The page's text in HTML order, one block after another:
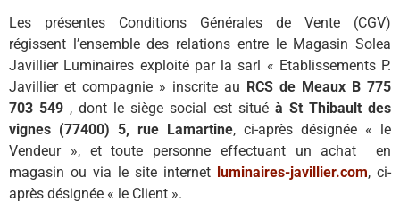
Les présentes Conditions Générales de Vente (CGV)
régissent l’ensemble des relations entre le Magasin Solea
Javillier Luminaires exploité par la sarl « Etablissements P.
Javillier et compagnie » inscrite au RCS de Meaux B 775
703 549 , dont le siège social est situé à St Thibault des
vignes (77400) 5, rue Lamartine, ci-après désignée « le
Vendeur », et toute personne effectuant un achat en
magasin ou via le site internet luminaires-javillier.com, ci-
après désignée « le Client ».